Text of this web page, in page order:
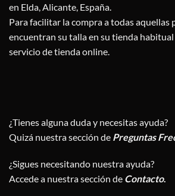
en Elda, Alicante, España.
Para facilitar la compra a todas aquellas
encuentran su talla en su tienda
servicio de tienda online.
¿Tienes alguna duda y necesitas ayuda?
Quizá nuestra sección de Preguntas
¿Sigues necesitando nuestra ayuda?
Accede a nuestra sección de Contacto.